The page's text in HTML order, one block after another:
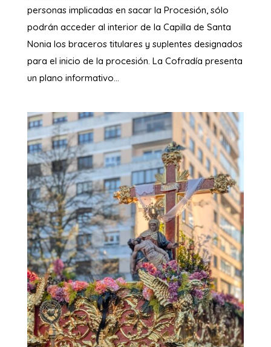
personas implicadas en sacar la Procesión, sólo
podrán acceder al interior de la Capilla de Santa
Nonia los braceros titulares y suplentes designados
para el inicio de la procesión. La Cofradía presenta
un plano informativo...